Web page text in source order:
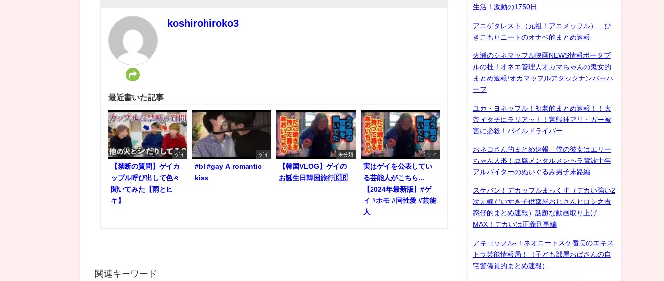
koshirohiroko3
最近書いた記事
ゲイ
【禁断の質問】ゲイカ
ップル呼び出して色々
聞いてみた【雨とヒ
キ】
ゲイ
#bl #gay A romantic
kiss
未分類
【韓国VLOG】ゲイの
お誕生日韓国旅行🇰🇷
ゲイ
実はゲイを公表してい
る芸能人がこちら...
【2024年最新版】#ゲ
イ #ホモ #同性愛 #芸能
人
関連キーワード
生活！激動の1750日
アニゲタレスト（元祖！アニメッフル） ひ
きこもりニートのオナベ的まとめ速報
火浦のシネマッフル映画NEWS情報ポータブ
ルの杜！オネエ管理人オカマちゃんの鬼女的
まとめ速報!オカマッフルアタックナンバーハ
ーフ
ユカ・ヨネッフル！初老的まとめ速報！！大
帝イタチにラリアット！害獣神アリ・ガー被
害に必殺！パイルドライバー
おネコさん的まとめ速報 僕の彼女はエリー
ちゃん人形！豆腐メンタルメンヘラ電波中年
アルバイターのぬいぐるみ男子末路編
スケバン！デカッフルまっくす（デカい強い2
次元嫁だいすき子供部屋おじさんヒロシ之古
惑仔的まとめ速報）話題な動画取り上げ
MAX！デカいは正義刑事編
アキヨッフル-！ネオニートスケ番長のエキス
トラ芸能情報局！（子ども部屋おばさんの自
宅警備員的まとめ速報）